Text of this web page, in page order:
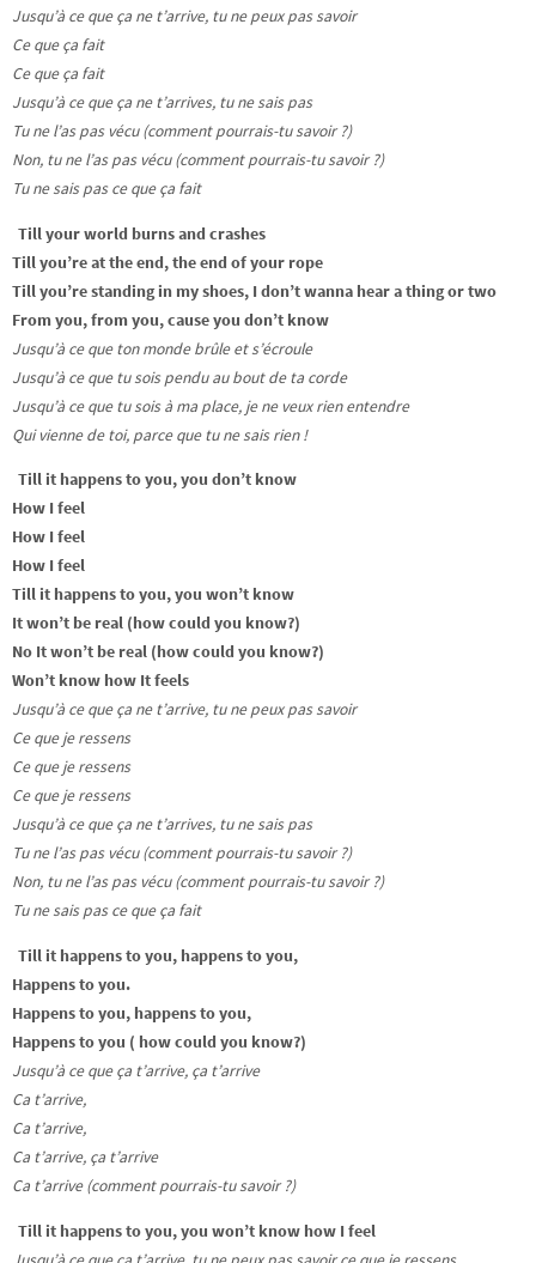
Jusqu’à ce que ça ne t’arrive, tu ne peux pas savoir
Ce que ça fait
Ce que ça fait
Jusqu’à ce que ça ne t’arrives, tu ne sais pas
Tu ne l’as pas vécu (comment pourrais-tu savoir ?)
Non, tu ne l’as pas vécu (comment pourrais-tu savoir ?)
Tu ne sais pas ce que ça fait
Till your world burns and crashes
Till you’re at the end, the end of your rope
Till you’re standing in my shoes, I don’t wanna hear a thing or two
From you, from you, cause you don’t know
Jusqu’à ce que ton monde brûle et s’écroule
Jusqu’à ce que tu sois pendu au bout de ta corde
Jusqu’à ce que tu sois à ma place, je ne veux rien entendre
Qui vienne de toi, parce que tu ne sais rien !
Till it happens to you, you don’t know
How I feel
How I feel
How I feel
Till it happens to you, you won’t know
It won’t be real (how could you know?)
No It won’t be real (how could you know?)
Won’t know how It feels
Jusqu’à ce que ça ne t’arrive, tu ne peux pas savoir
Ce que je ressens
Ce que je ressens
Ce que je ressens
Jusqu’à ce que ça ne t’arrives, tu ne sais pas
Tu ne l’as pas vécu (comment pourrais-tu savoir ?)
Non, tu ne l’as pas vécu (comment pourrais-tu savoir ?)
Tu ne sais pas ce que ça fait
Till it happens to you, happens to you,
Happens to you.
Happens to you, happens to you,
Happens to you ( how could you know?)
Jusqu’à ce que ça t’arrive, ça t’arrive
Ca t’arrive,
Ca t’arrive,
Ca t’arrive, ça t’arrive
Ca t’arrive (comment pourrais-tu savoir ?)
Till it happens to you, you won’t know how I feel